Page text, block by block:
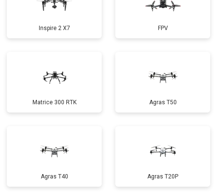
Inspire 2 X7 FPV
Matrice 300 RTK Agras T50
Agras T40 Agras T20P